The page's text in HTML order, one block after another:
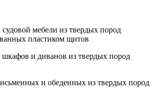
мебели из твердых пород
пластиком щитов
шкафов и диванов из твердых пород
и обеденных из твердых пород